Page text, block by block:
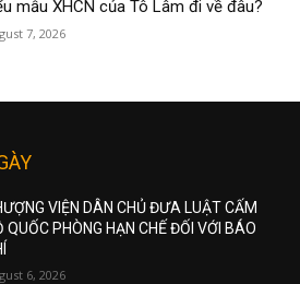
mẫu XHCN của Tô Lâm đi về đâu?
7, 2026
VIỆN DÂN CHỦ ĐƯA LUẬT CẤM
QUỐC PHÒNG HẠN CHẾ ĐỐI VỚI BÁO
6, 2026